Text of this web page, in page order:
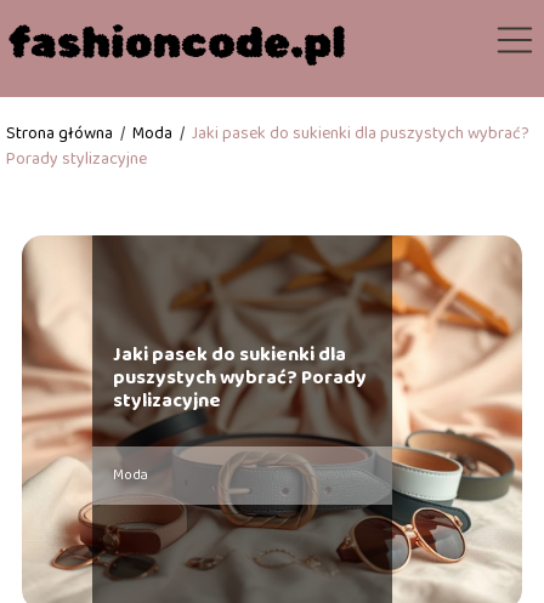
Strona główna / Moda / Jaki pasek do sukienki dla puszystych wybrać?
Porady stylizacyjne
Jaki pasek do sukienki dla
puszystych wybrać? Porady
stylizacyjne
Moda